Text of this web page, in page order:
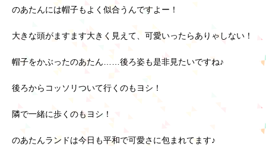
のあたんには帽子もよく似合うんですよー！
大きな頭がますます大きく見えて、可愛いったらありゃしない！
帽子をかぶったのあたん……後ろ姿も是非見たいですね♪
後ろからコッソリついて行くのもヨシ！
隣で一緒に歩くのもヨシ！
のあたんランドは今日も平和で可愛さに包まれてます♪